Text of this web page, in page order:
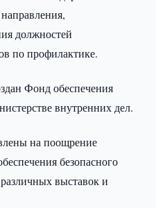
должностей
по профилактике.
Фонд обеспечения
внутренних дел.
на поощрение
безопасного
выставок и